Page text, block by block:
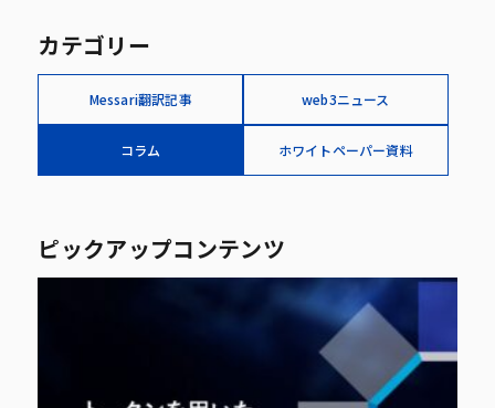
カテゴリー
Messari翻訳記事 web3ニュース
コラム ホワイトペーパー資料
ピックアップコンテンツ